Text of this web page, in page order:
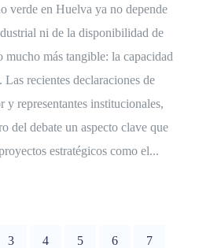
verde en Huelva ya no depende
ni de la disponibilidad de
mucho más tangible: la capacidad
recientes declaraciones de
y representantes institucionales,
del debate un aspecto clave que
estratégicos como el...
3 4 5 6 7